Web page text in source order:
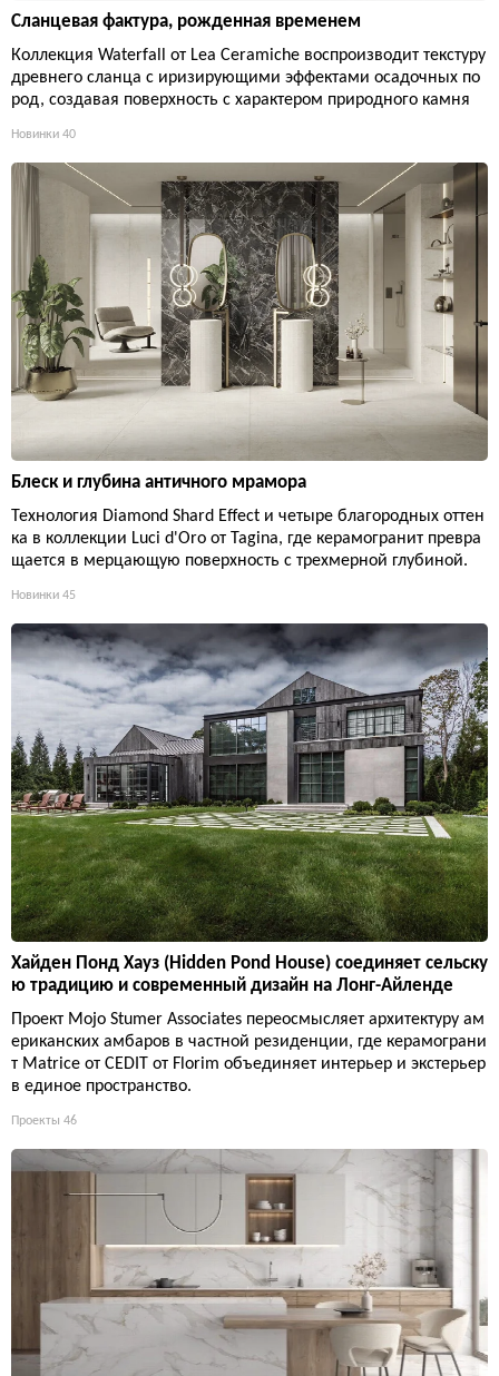
Сланцевая фактура, рожденная временем
Коллекция Waterfall от Lea Ceramiche воспроизводит текстуру
древнего сланца с иризирующими эффектами осадочных по
род, создавая поверхность с характером природного камня
Новинки 40
Блеск и глубина античного мрамора
Технология Diamond Shard Effect и четыре благородных оттен
ка в коллекции Luci d'Oro от Tagina, где керамогранит превра
щается в мерцающую поверхность с трехмерной глубиной.
Новинки 45
Хайден Понд Хауз (Hidden Pond House) соединяет сельску
ю традицию и современный дизайн на Лонг-Айленде
Проект Mojo Stumer Associates переосмысляет архитектуру ам
ериканских амбаров в частной резиденции, где керамограни
т Matrice от CEDIT от Florim объединяет интерьер и экстерьер
в единое пространство.
Проекты 46